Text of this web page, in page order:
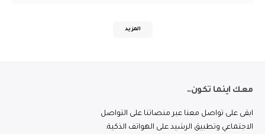
المزيد
معك اينما تكون..
ابقى على تواصل معنا عبر منصاتنا على التواصل
الاجتماعي وتطبيق الرشيد على الهواتف الذكية.